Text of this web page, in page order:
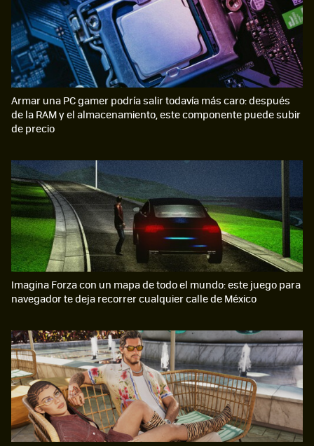
Armar una PC gamer podría salir todavía más caro: después
de la RAM y el almacenamiento, este componente puede subir
de precio
Imagina Forza con un mapa de todo el mundo: este juego para
navegador te deja recorrer cualquier calle de México